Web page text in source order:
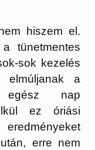
hiszem el.
tünetmentes
sok kezelés
a
nap
ez óriási
erre nem